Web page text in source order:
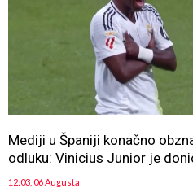
Mediji u Španiji konačno
odluku: Vinicius Junior je
12:03, 06 Augusta